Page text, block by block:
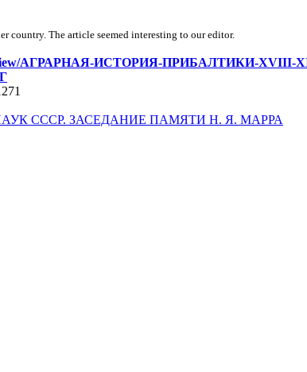
country. The article seemed interesting to our editor.
view/АГРАРНАЯ-ИСТОРИЯ-ПРИБАЛТИКИ-XVIII-
СССР. ЗАСЕДАНИЕ ПАМЯТИ Н. Я. МАРРА